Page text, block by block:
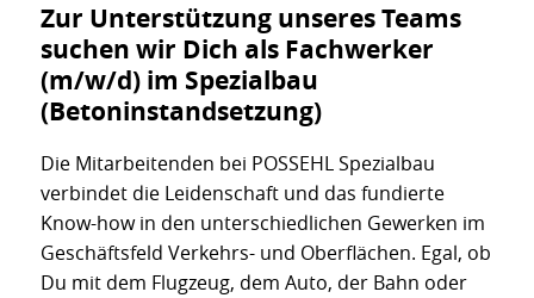
Zur Unterstützung unseres Teams
suchen wir Dich als Fachwerker
(m/w/d) im Spezialbau
(Betoninstandsetzung)
Die Mitarbeitenden bei POSSEHL Spezialbau
verbindet die Leidenschaft und das fundierte
Know-how in den unterschiedlichen Gewerken im
Geschäftsfeld Verkehrs- und Oberflächen. Egal, ob
Du mit dem Flugzeug, dem Auto, der Bahn oder